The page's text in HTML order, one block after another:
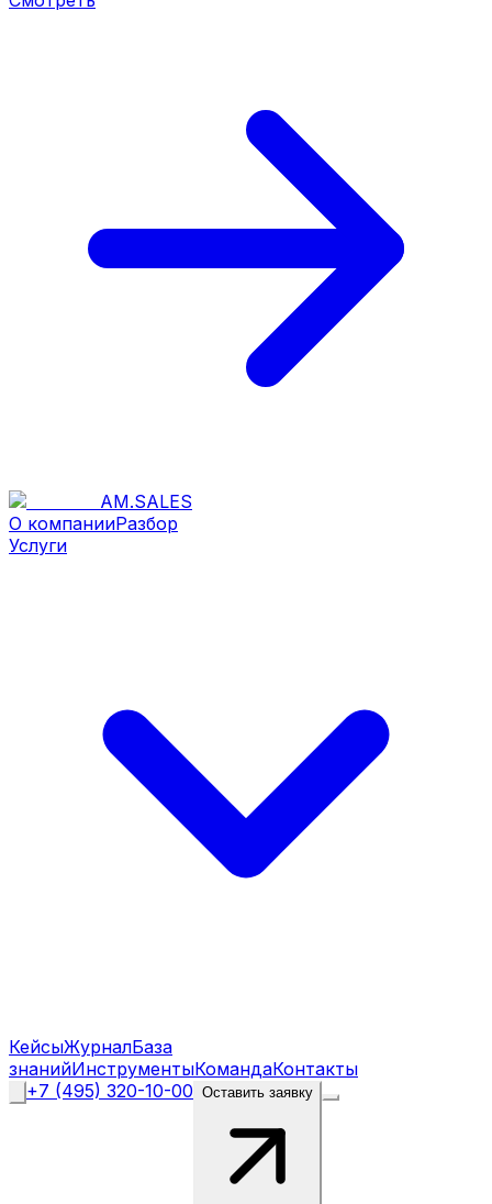
AM.SALES
О компанииРазбор
Услуги
КейсыЖурналБаза
знанийИнструментыКомандаКонтакты
+7 (495) 320-10-00 Оставить заявку